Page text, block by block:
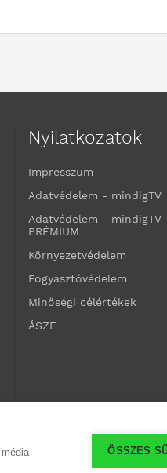
Nyilatkozatok
Impresszum
Adatvédelem - mindigTV
Adatvédelem - mindigTV
PRÉMIUM
Környezetvédelem
Fogyasztóvédelem
Minőségi célértékek
ÁSZF
ÖSSZES